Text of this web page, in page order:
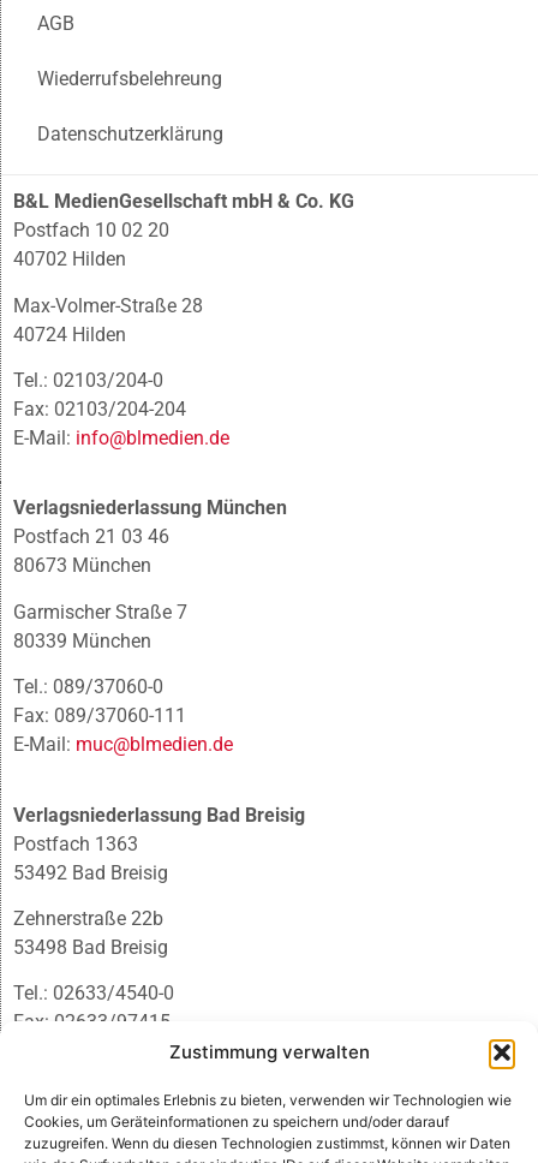
Zustimmung verwalten
Um dir ein optimales Erlebnis zu bieten, verwenden wir Technologien wie
Cookies, um Geräteinformationen zu speichern und/oder darauf
zuzugreifen. Wenn du diesen Technologien zustimmst, können wir Daten
AGB
Wiederrufsbelehreung
Datenschutzerklärung
B&L MedienGesellschaft mbH & Co. KG
Postfach 10 02 20
40702 Hilden
Max-Volmer-Straße 28
40724 Hilden
Tel.: 02103/204-0
Fax: 02103/204-204
E-Mail: info@blmedien.de
Verlagsniederlassung München
Postfach 21 03 46
80673 München
Garmischer Straße 7
80339 München
Tel.: 089/37060-0
Fax: 089/37060-111
E-Mail: muc@blmedien.de
Verlagsniederlassung Bad Breisig
Postfach 1363
53492 Bad Breisig
Zehnerstraße 22b
53498 Bad Breisig
Tel.: 02633/4540-0
Fax: 02633/97415
infobb@blmedien.de